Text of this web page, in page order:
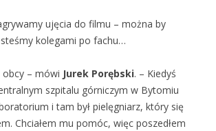
ujęcia do filmu – można by
kolegami po fachu…
– mówi Jurek Porębski. – Kiedyś
szpitalu górniczym w Bytomiu
i tam był pielęgniarz, który się
Chciałem mu pomóc, więc poszedłem